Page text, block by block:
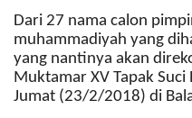
Dari 27 nama calon
muhammadiyah yang
yang nantinya akan
Muktamar XV Tapak
Jumat (23/2/2018) di